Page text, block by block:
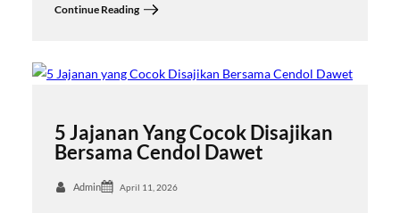
Continue Reading
5 Jajanan Yang Cocok Disajikan
Bersama Cendol Dawet
Admin April 11, 2026